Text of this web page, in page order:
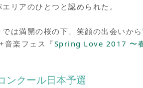
リアのひとつと認められた。
では満開の桜の下、笑顔の出会いか
音楽フェス『Spring Love 2017 〜
ンクール日本予選